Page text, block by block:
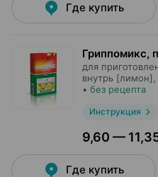
Где купить
Гриппомикс,
для
внутрь [лимон],
• без рецепта
Инструкция
9,60 —
Где купить